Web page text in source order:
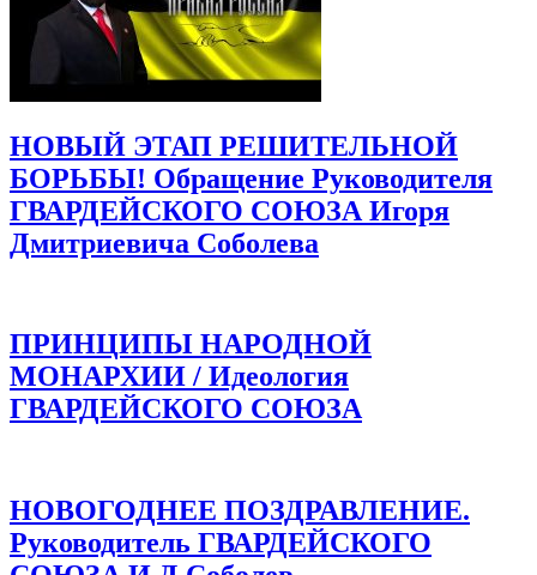
НОВЫЙ ЭТАП РЕШИТЕЛЬНОЙ
БОРЬБЫ! Обращение Руководителя
ГВАРДЕЙСКОГО СОЮЗА Игоря
Дмитриевича Соболева
ПРИНЦИПЫ НАРОДНОЙ
МОНАРХИИ / Идеология
ГВАРДЕЙСКОГО СОЮЗА
НОВОГОДНЕЕ ПОЗДРАВЛЕНИЕ.
Руководитель ГВАРДЕЙСКОГО